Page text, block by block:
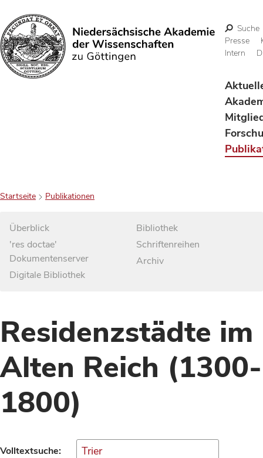
Suchen
Suche
Presse
Intern
Startseite Publikationen
Überblick
'res doctae'
Dokumentenserver
Digitale Bibliothek
Bibliothek
Schriftenreihen
Archiv
Residenzstädte im
Alten Reich (1300-
1800)
Volltextsuche: